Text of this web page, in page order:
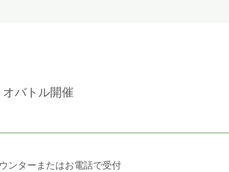
バトル開催
ンターまたはお電話で受付